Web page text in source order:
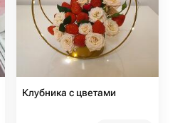
Клубника с цветами